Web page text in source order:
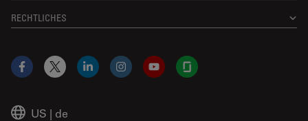
RECHTLICHES
US | de
Facebook
X LinkedInInstagramYouTubeGlassdoor